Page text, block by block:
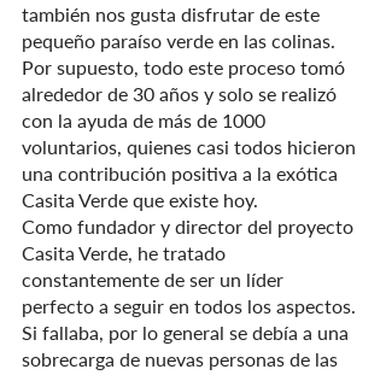
también nos gusta disfrutar de este
pequeño paraíso verde en las colinas.
Por supuesto, todo este proceso tomó
alrededor de 30 años y solo se realizó
con la ayuda de más de 1000
voluntarios, quienes casi todos hicieron
una contribución positiva a la exótica
Casita Verde que existe hoy.
Como fundador y director del proyecto
Casita Verde, he tratado
constantemente de ser un líder
perfecto a seguir en todos los aspectos.
Si fallaba, por lo general se debía a una
sobrecarga de nuevas personas de las